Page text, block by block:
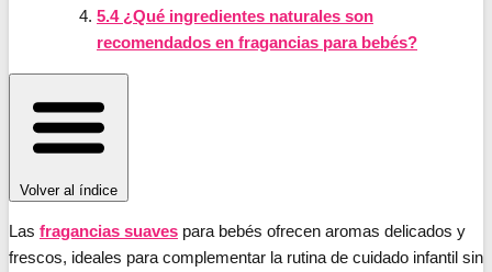
5.4¿Qué ingredientes naturales son
recomendados en fragancias para bebés?
Volver al índice
Las fragancias suaves para bebés ofrecen aromas delicados y
frescos, ideales para complementar la rutina de cuidado infantil sin